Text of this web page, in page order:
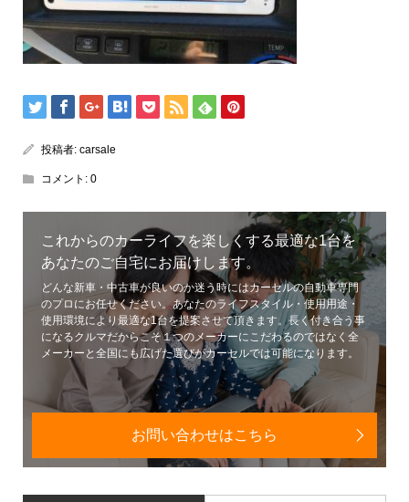
投稿者: carsale
コメント: 0
これからのカーライフを楽しくする最適な1台を
あなたのご自宅にお届けします。
どんな新車・中古車が良いのか迷う時にはカーセルの自動車専門
のプロにお任せください。あなたのライフスタイル・使用用途・
使用環境により最適な1台を提案させて頂きます。長く付き合う事
になるクルマだからこそ１つのメーカーにこだわるのではなく全
メーカーと全国にも広げた選びがカーセルでは可能になります。
お問い合わせはこちら